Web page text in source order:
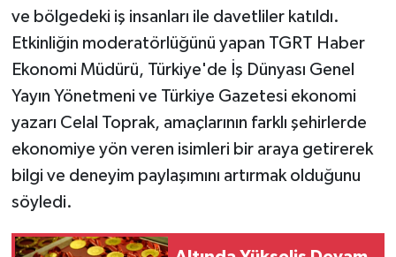
ve bölgedeki iş insanları ile davetliler katıldı.
Etkinliğin moderatörlüğünü yapan TGRT Haber
Ekonomi Müdürü, Türkiye'de İş Dünyası Genel
Yayın Yönetmeni ve Türkiye Gazetesi ekonomi
yazarı Celal Toprak, amaçlarının farklı şehirlerde
ekonomiye yön veren isimleri bir araya getirerek
bilgi ve deneyim paylaşımını artırmak olduğunu
söyledi.